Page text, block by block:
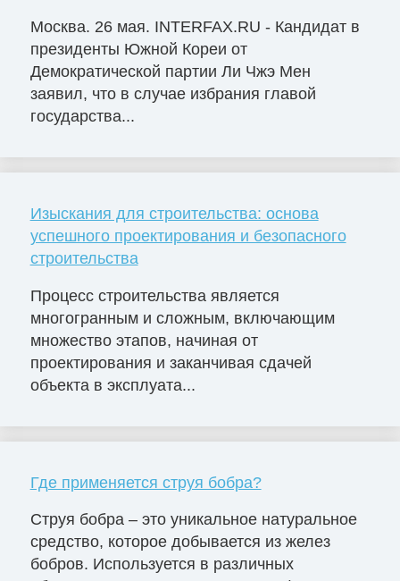
Москва. 26 мая. INTERFAX.RU - Кандидат в
президенты Южной Кореи от
Демократической партии Ли Чжэ Мен
заявил, что в случае избрания главой
государства...
Изыскания для строительства: основа
успешного проектирования и безопасного
строительства
Процесс строительства является
многогранным и сложным, включающим
множество этапов, начиная от
проектирования и заканчивая сдачей
объекта в эксплуата...
Где применяется струя бобра?
Струя бобра – это уникальное натуральное
средство, которое добывается из желез
бобров. Используется в различных